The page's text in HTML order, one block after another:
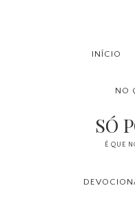
INÍCIO
NO
SÓ
É QUE